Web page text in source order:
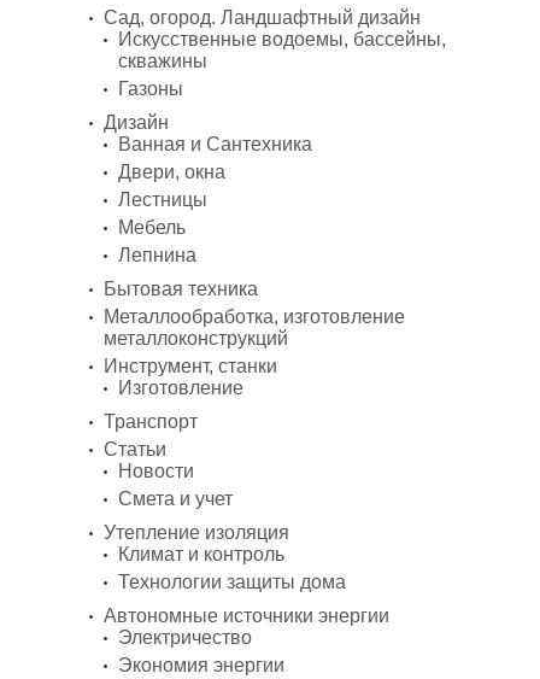
Сад, огород. Ландшафтный дизайн
Искусственные водоемы, бассейны,
скважины
Газоны
Дизайн
Ванная и Сантехника
Двери, окна
Лестницы
Мебель
Лепнина
Бытовая техника
Металлообработка, изготовление
металлоконструкций
Инструмент, станки
Изготовление
Транспорт
Статьи
Новости
Смета и учет
Утепление изоляция
Климат и контроль
Технологии защиты дома
Автономные источники энергии
Электричество
Экономия энергии